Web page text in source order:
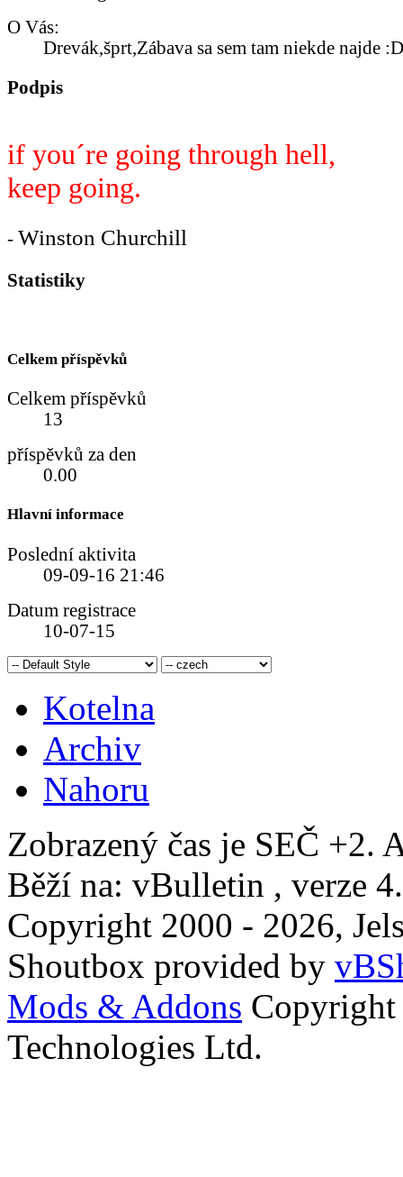
O Vás:
Drevák,šprt,Zábava sa sem tam niekde najde :D
Podpis
if you´re going through hell,
keep going.
- Winston Churchill
Statistiky
Celkem příspěvků
Celkem příspěvků
13
příspěvků za den
0.00
Hlavní informace
Poslední aktivita
09-09-16 21:46
Datum registrace
10-07-15
Kotelna
Archiv
Nahoru
Zobrazený čas je SEČ +2.
Běží na: vBulletin , verze
Copyright 2000 - 2026,
Shoutbox provided by
Mods & Addons
Technologies Ltd.